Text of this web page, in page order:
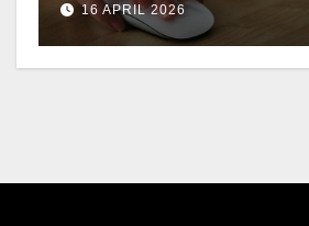
16 APRIL 2026